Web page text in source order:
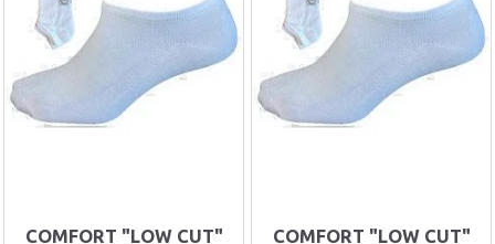
COMFORT "LOW CUT"
COMFORT "LOW CUT"